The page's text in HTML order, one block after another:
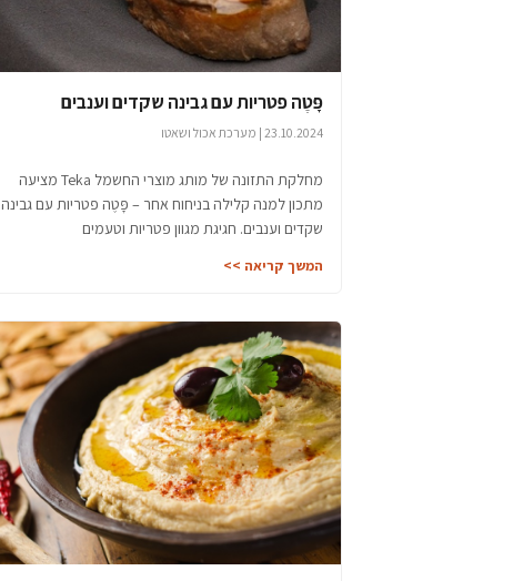
פָּטֶה פטריות עם גבינה שקדים וענבים
23.10.2024 | מערכת אכול ושאטו
מחלקת התזונה של מותג מוצרי החשמל Teka מציעה
מתכון למנה קלילה בניחוח אחר – פָּטֶה פטריות עם גבינה
שקדים וענבים. חגיגת מגוון פטריות וטעמים
המשך קריאה >>